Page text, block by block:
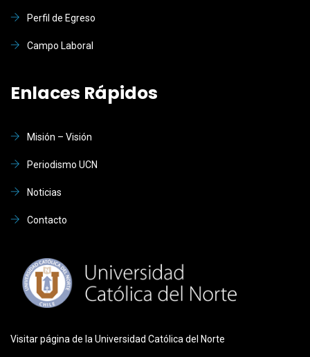
Perfil de Egreso
Campo Laboral
Enlaces Rápidos
Misión – Visión
Periodismo UCN
Noticias
Contacto
Visitar página de la Universidad Católica del Norte